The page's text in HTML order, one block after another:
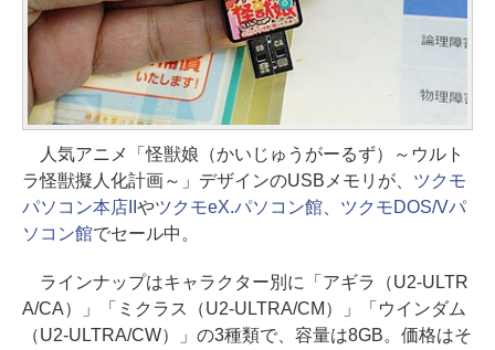
人気アニメ「怪獣娘（かいじゅうがーるず）～ウルト
ラ怪獣擬人化計画～」デザインのUSBメモリが、 ツクモ
パソコン本店II やツクモeX.パソコン館、 ツクモDOS/Vパ
ソコン館でセール中。
ラインナップはキャラクター別に「アギラ（U2-ULTR
A/CA）」「ミクラス（U2-ULTRA/CM）」「ウインダム
（U2-ULTRA/CW）」の3種類で、容量は8GB。価格はそ